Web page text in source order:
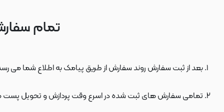
تمام
بعد از ثبت سفارش روند سفارش از طریق پیامک به اطلاع شما می
تمامی سفارش های ثبت شده در اسرع وقت پردازش و تحویل